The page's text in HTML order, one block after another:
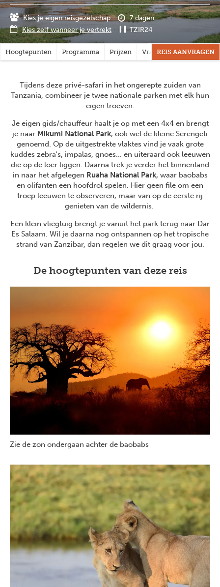
Kies je eigen reisgezelschap
7 dagen
Kies zelf wanneer je vertrekt
TZIR24
Hoogtepunten Programma Prijzen Vragen?REIS AANVRAGEN
Tijdens deze privé-safari in het ongerepte zuiden van
Tanzania, combineer je twee nationale parken met elk hun
eigen troeven.
Je eigen gids/chauffeur haalt je op met een 4x4 en brengt
je naar Mikumi National Park, ook wel de kleine Serengeti
genoemd. Op de uitgestrekte vlaktes vind je vaak grote
kuddes zebra's, impalas, gnoes... en uiteraard ook leeuwen
die op de loer liggen. Daarna trek je verder het binnenland
in naar het afgelegen Ruaha National Park, waar baobabs
en olifanten een hoofdrol spelen. Hier geen file om een
troep leeuwen te observeren, maar van op de eerste rij
genieten van de wildernis.
Een klein vliegtuig brengt je vanuit het park terug naar Dar
Es Salaam. Wil je daarna nog ontspannen op het tropische
strand van Zanzibar, dan regelen we dit graag voor jou.
De hoogtepunten van deze reis
Zie de zon ondergaan achter de baobabs